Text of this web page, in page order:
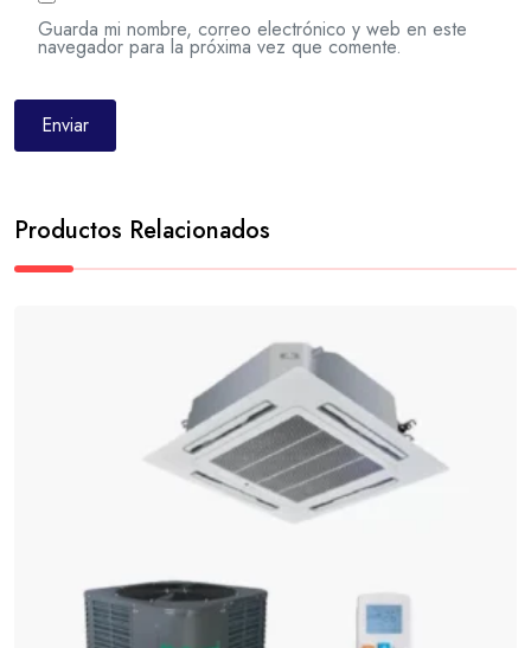
Guarda mi nombre, correo electrónico y web en este
navegador para la próxima vez que comente.
Productos Relacionados